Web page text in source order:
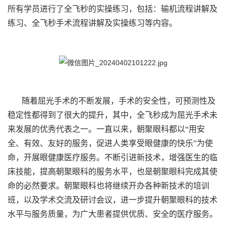
所有学员进行了全飞秒的实操练习，包括：输机流程讲解及
练习、全飞秒手术流程讲解及实操练习等内容。
随着屈光手术的不断发展，手术的安全性，可预测性及
稳定性都得到了很大的提升，其中，全飞秒成为屈光手术未
来发展的优秀代表之一。一直以来，朝聚眼科都以“用安
全、有效、友好的服务，促进人类享受眼健康的快乐”为使
命，开展眼健康医疗服务。不断引进新技术，增强医生的临
床技能，提高朝聚眼科的服务水平，也是朝聚眼科完成其使
命的必然要求。朝聚眼科也将继续开办各种新技术的培训
班，以及学术交流及研讨会议，进一步提升朝聚眼科的技术
水平与服务质量，为广大患者提供优质、安全的医疗服务。